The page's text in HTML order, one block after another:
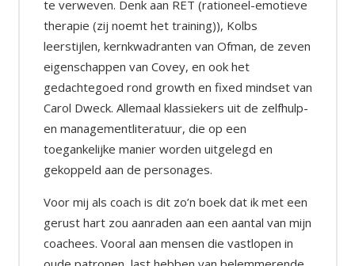
te verweven. Denk aan RET (rationeel-emotieve
therapie (zij noemt het training)), Kolbs
leerstijlen, kernkwadranten van Ofman, de zeven
eigenschappen van Covey, en ook het
gedachtegoed rond growth en fixed mindset van
Carol Dweck. Allemaal klassiekers uit de zelfhulp-
en managementliteratuur, die op een
toegankelijke manier worden uitgelegd en
gekoppeld aan de personages.
Voor mij als coach is dit zo’n boek dat ik met een
gerust hart zou aanraden aan een aantal van mijn
coachees. Vooral aan mensen die vastlopen in